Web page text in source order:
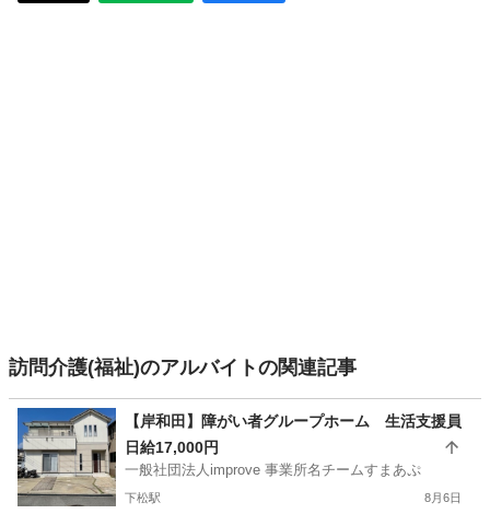
訪問介護(福祉)のアルバイトの関連記事
【岸和田】障がい者グループホーム 生活支援員
日給17,000円
一般社団法人improve 事業所名チームすまあぷ
下松駅 8月6日